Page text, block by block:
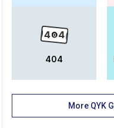
404
More QYK